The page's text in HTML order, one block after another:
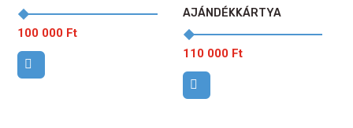
100 000 Ft
AJÁNDÉKKÁRTYA
110 000 Ft